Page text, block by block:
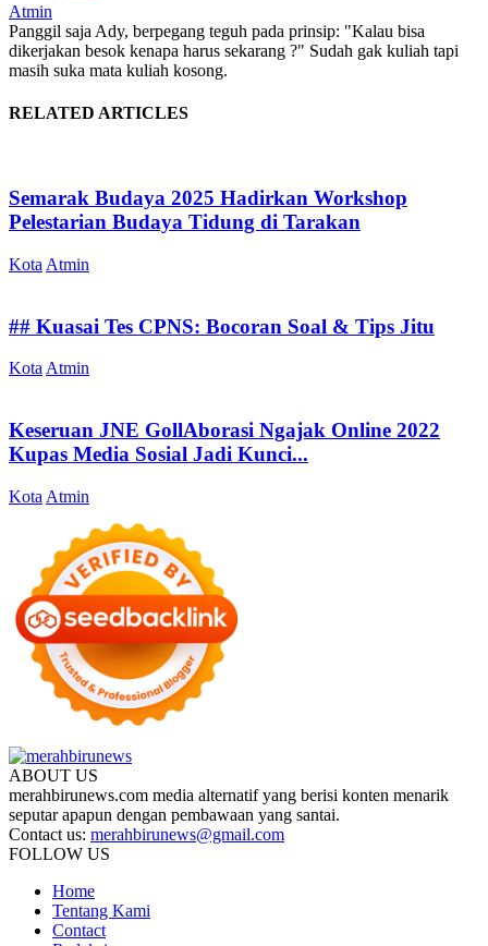
Atmin
Panggil saja Ady, berpegang teguh pada prinsip: "Kalau bisa
dikerjakan besok kenapa harus sekarang ?" Sudah gak kuliah tapi
masih suka mata kuliah kosong.
RELATED ARTICLES
Semarak Budaya 2025 Hadirkan Workshop
Pelestarian Budaya Tidung di Tarakan
Kota Atmin
## Kuasai Tes CPNS: Bocoran Soal & Tips Jitu
Kota Atmin
Keseruan JNE GollAborasi Ngajak Online 2022
Kupas Media Sosial Jadi Kunci...
Kota Atmin
ABOUT US
merahbirunews.com media alternatif yang berisi konten menarik
seputar apapun dengan pembawaan yang santai.
Contact us: merahbirunews@gmail.com
FOLLOW US
Home
Tentang Kami
Contact